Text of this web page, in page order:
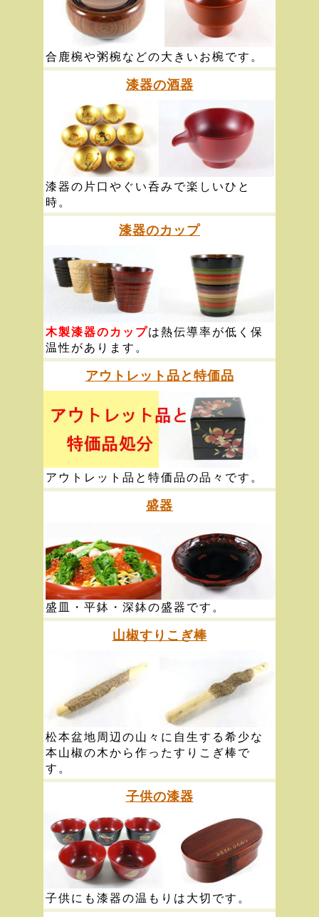
合鹿椀や粥椀などの大きいお椀です。
漆器の酒器
漆器の片口やぐい呑みで楽しいひと
時。
漆器のカップ
木製漆器のカップは熱伝導率が低く保
温性があります。
アウトレット品と特価品
アウトレット品と特価品の品々です。
盛器
盛皿・平鉢・深鉢の盛器です。
山椒すりこぎ棒
松本盆地周辺の山々に自生する希少な
本山椒の木から作ったすりこぎ棒で
す。
子供の漆器
子供にも漆器の温もりは大切です。